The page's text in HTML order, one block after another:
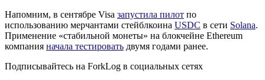
Напомним, в сентябре Visa запустила пилот по
использованию мерчантами стейблкоина USDC в сети Solana.
Применение «стабильной монеты» на блокчейне Ethereum
компания начала тестировать двумя годами ранее.
Подписывайтесь на ForkLog в социальных сетях